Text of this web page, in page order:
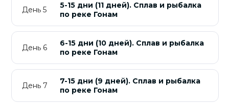
День 5
5-15 дни (11 дней). Сплав и рыбалка
по реке Гонам
День 6
6-15 дни (10 дней). Сплав и рыбалка
по реке Гонам
День 7
7-15 дни (9 дней). Сплав и рыбалка
по реке Гонам